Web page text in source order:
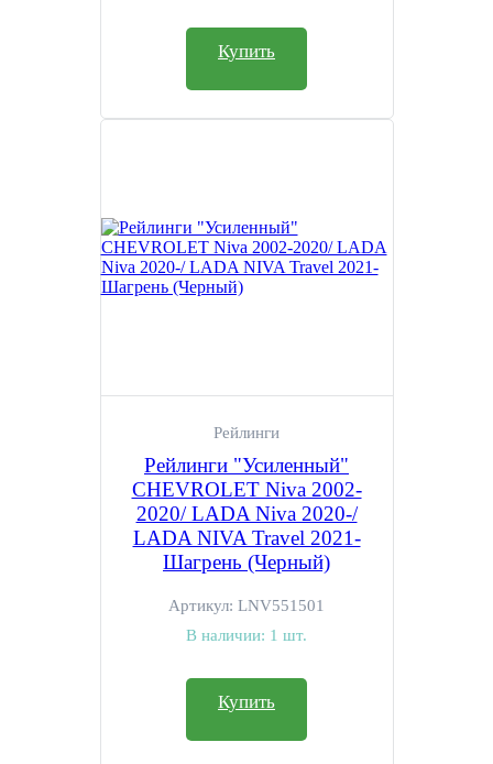
Купить
Рейлинги
Рейлинги "Усиленный"
CHEVROLET Niva 2002-
2020/ LADA Niva 2020-/
LADA NIVA Travel 2021-
Шагрень (Черный)
Артикул: LNV551501
В наличии: 1 шт.
Купить